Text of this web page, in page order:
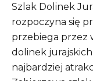
Szlak Dolinek
rozpoczyna się
przebiega przez
dolinek
najbardziej